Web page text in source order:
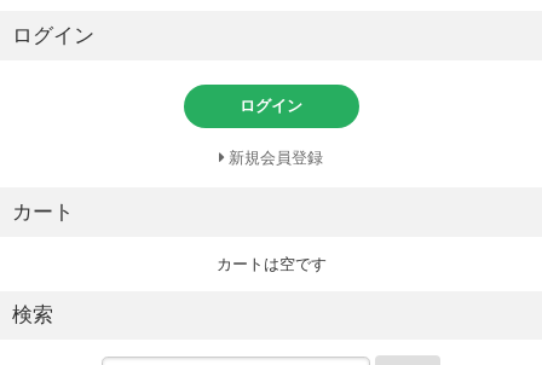
ログイン
ログイン
新規会員登録
カート
カートは空です
検索